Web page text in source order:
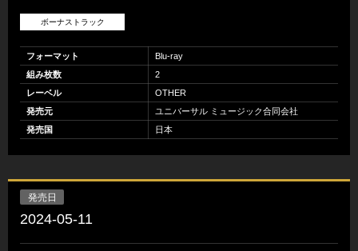
ボーナストラック
フォーマット
Blu-ray
組み枚数
2
レーベル
OTHER
発売元
ユニバーサル ミュージック合同会社
発売国
日本
発売日
2024-05-11